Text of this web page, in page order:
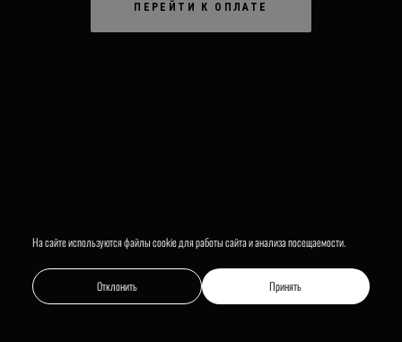
ПЕРЕЙТИ К ОПЛАТЕ
На сайте используются файлы cookie для работы сайта и анализа посещаемости.
Отклонить Принять